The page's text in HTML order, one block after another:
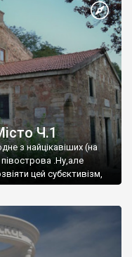
Ч.1
з найцікавіших (на
.Ну,але
цей субєктивізм,